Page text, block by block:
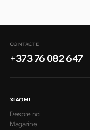
CONTACTE
+373 76 082 647
XIAOMI
Despre noi
Magazine